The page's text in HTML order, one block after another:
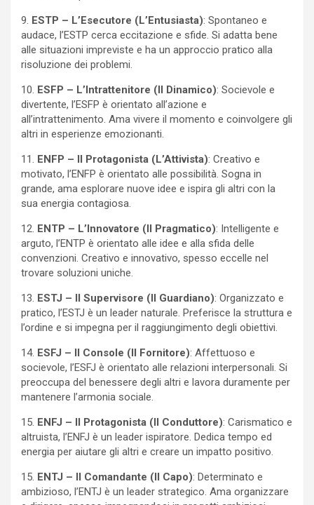
9. ESTP – L’Esecutore (L’Entusiasta): Spontaneo e
audace, l’ESTP cerca eccitazione e sfide. Si adatta bene
alle situazioni impreviste e ha un approccio pratico alla
risoluzione dei problemi.
10. ESFP – L’Intrattenitore (Il Dinamico): Socievole e
divertente, l’ESFP è orientato all’azione e
all’intrattenimento. Ama vivere il momento e coinvolgere gli
altri in esperienze emozionanti.
11. ENFP – Il Protagonista (L’Attivista): Creativo e
motivato, l’ENFP è orientato alle possibilità. Sogna in
grande, ama esplorare nuove idee e ispira gli altri con la
sua energia contagiosa.
12. ENTP – L’Innovatore (Il Pragmatico): Intelligente e
arguto, l’ENTP è orientato alle idee e alla sfida delle
convenzioni. Creativo e innovativo, spesso eccelle nel
trovare soluzioni uniche.
13. ESTJ – Il Supervisore (Il Guardiano): Organizzato e
pratico, l’ESTJ è un leader naturale. Preferisce la struttura e
l’ordine e si impegna per il raggiungimento degli obiettivi.
14. ESFJ – Il Console (Il Fornitore): Affettuoso e
socievole, l’ESFJ è orientato alle relazioni interpersonali. Si
preoccupa del benessere degli altri e lavora duramente per
mantenere l’armonia sociale.
15. ENFJ – Il Protagonista (Il Conduttore): Carismatico e
altruista, l’ENFJ è un leader ispiratore. Dedica tempo ed
energia per aiutare gli altri e creare un impatto positivo.
15. ENTJ – Il Comandante (Il Capo): Determinato e
ambizioso, l’ENTJ è un leader strategico. Ama organizzare